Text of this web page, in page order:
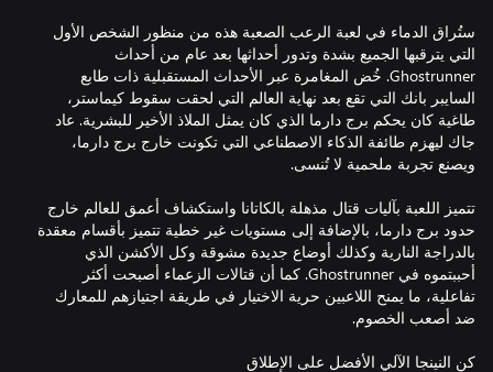
ستُراق الدماء في لعبة الرعب الصعبة هذه من منظور الشخص الأول
التي يترقبها الجميع بشدة وتدور أحداثها بعد عام من أحداث
Ghostrunner. خُض المغامرة عبر الأحداث المستقبلية ذات طابع
السايبر بانك التي تقع بعد نهاية العالم التي لحقت سقوط كيماستر،
طاغية كان يحكم برج دارما الذي كان يمثل الملاذ الأخير للبشرية. عاد
جاك ليهزم طائفة الذكاء الاصطناعي التي تكونت خارج برج دارما،
تتميز اللعبة بآليات قتال مذهلة بالكاتانا واستكشاف أعمق للعالم خارج
حدود برج دارما، بالإضافة إلى مستويات غير خطية تتميز بأقسام معقدة
بالدراجة النارية وكذلك أوضاع جديدة مشوقة وكل الأكشن الذي
أحببتموه في Ghostrunner. كما أن قتالات الزعماء أصبحت أكثر
تفاعلية، ما يمنح اللاعبين حرية الاختيار في طريقة اجتيازهم للمعارك